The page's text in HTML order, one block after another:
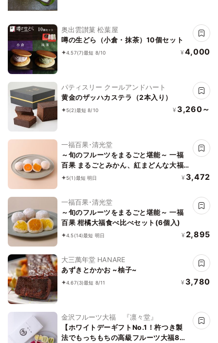
奥出雲讃菓 松葉屋
噂の生どら（小倉・抹茶）10個セット
4.57(7)最短 8/10 ¥ 4,000
パティスリー クールアンドハート
黄金のザッハカステラ（2本入り）
5(2)最短 8/10 ¥ 3,260～
一福百果･清光堂
～旬のフルーツをまるごと堪能～ 一福
百果 まるごとみかん、紅まどんな大福
セット(各3個づつ)6個セット
5(1)最短 明日 ¥ 3,472
一福百果･清光堂
～旬のフルーツをまるごと堪能～ 一福
百果 柑橘大福食べ比べセット(6個入)
4.5(14)最短 明日 ¥ 2,895
大三萬年堂 HANARE
あずきとかかお ~柚子~
4.67(3)最短 8/11 ¥ 3,780
金沢フルーツ大福 『凛々堂』
【ホワイトデーギフトNo.1！杵つき製
法でもっちもちの高級フルーツ大福8